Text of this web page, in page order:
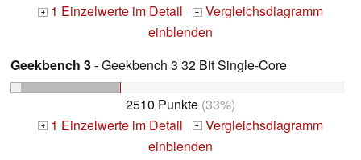
+ 1 Einzelwerte im Detail + Vergleichsdiagramm
einblenden
Geekbench 3- Geekbench 3 32 Bit Single-Core
2510 Punkte (33%)
+ 1 Einzelwerte im Detail + Vergleichsdiagramm
einblenden